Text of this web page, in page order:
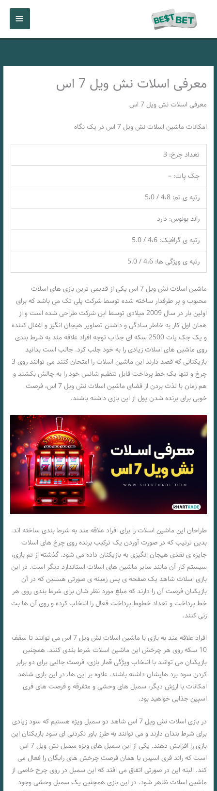
اصلی
معرفی اسلات نش ویل 7 اس
معرفی اسلات نش ویل 7 اس
امکانات ماشین اسلات نش ویل 7 اس در یک نگاه
تعداد چرخ: 3
جک پات: –
رتبه ی تم: 4،8 / 5،0
راند بونوس: دارد
رتبه ی گرافیک: 4،6 / 5.0
رتبه ی ویژگی ها: 4،6 / 5.0
ماشین اسلات نش ویل 7 اس یکی از قدیمی ترین بازی های اسلات
محبوب و پر طرفدار ساخته شده توسط شرکت پلی تک می باشد که برای
اولین بار در سال 2009 میلادی توسط این شرکت طراحی شده است و از
همان اول کار به خاطر سادگی و داشتن تصاویر هیجان انگیز و اغفال کننده
و یک جک پات 2500 سکه ای جذاب توجه افراد علاقه مند به شرط بندی
روی ماشین های اسلات زیادی را به خود جلب کرد. جالب است بدانید
بازیکنانی که قصد دارند این ماشین اسلات را امتحان کنند می توانند روی 3
چرخ و تنها یک خط پرداخت قابل تنظیم شانس خود را به چالش بکشند و
هم زمان با لذت بردن از فضای ماشین اسلات نش ویل 7 اس، فرصت
خوبی برای برنده شدن پول از این بازی داشته باشند.
طراحان این ماشین اسلات را برای افراد علاقه مند به شرط بندی ساخته اند.
بدین ترتیب که در صورت آوردن یک ترکیب برنده روی چرخ های اسلات
جایزه ی نقدی هیجان انگیزی به بازیکنان داده می شود. گذشته از تم بازی،
سیستم کار آن مانند سایر ماشین های اسلات استاندارد دیگر است. در این
بازی اسلات شاهد یک صفحه ی پس زمینه ی صورتی هستین که در آن
بازیکنان فرصت آن را دارند که مبلغ مورد نظر شان برای شرط بندی روی هر
خط پرداخت و تعداد خطوط پرداخت فعال را انتخاب کرده و روی آن ها بت
زنی کنند.
افراد علاقه مند به بازی با ماشین اسلات نش ویل 7 اس می توانند تا سقف
10 سکه روی هر چرخش این ماشین اسلات شرط بندی کنند. همچنین
بازیکنان می توانند با انتخاب ویژگی قمار بازی، فرصت جالبی برای دو برابر
کردن سود برد هایشان داشته باشند. علاوه بر این ها، در این بازی شاهد
امکانات با ارزش دیگر، سمبل های وحشی و متفرقه و فرصت های فری
اسپین جذابی خواهید بود.
در بازی اسلات نش ویل 7 اس شاهد دو سمبل ویژه هستیم که سود زیادی
برای شرط بندان دارند و می توانند به طرز باور نکردنی ای سود بازیکنان این
بازی را افزایش دهند. یکی از این سمبل های ویژه سمبل نش ویل 7 اس
است که راند فری اسپین یا همان فرصت چرخش های رایگان را فعال می
کند. البته این در صورتی اتفاق می افتد که این سمبل در روی چرخ خاصی از
ماشین اسلات ظاهر شود. در این بازی همچنین یک سمبل وحشی وجود